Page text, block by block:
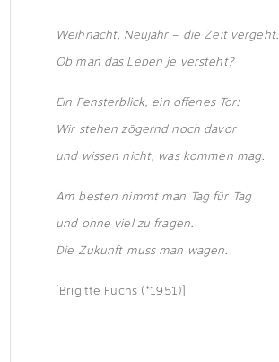
Weihnacht, Neujahr – die Zeit vergeht.
Ob man das Leben je versteht?
Ein Fensterblick, ein offenes Tor:
Wir stehen zögernd noch davor
und wissen nicht, was kommen mag.
Am besten nimmt man Tag für Tag
und ohne viel zu fragen.
Die Zukunft muss man wagen.
[Brigitte Fuchs (*1951)]